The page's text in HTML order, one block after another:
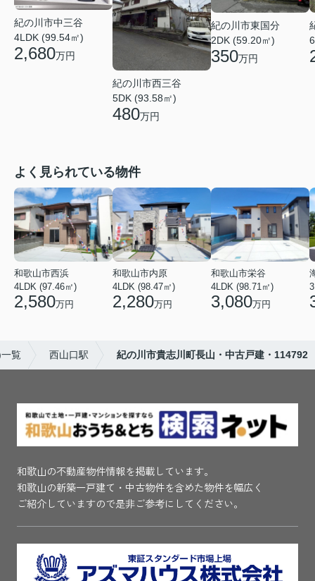
紀の川市中三谷
4LDK (99.54㎡)
2,680万円
紀の川市西三谷
5DK (93.58㎡)
480万円
紀の川市東国分
2DK (59.20㎡)
350万円
よく見られている物件
和歌山市西浜
4LDK (97.46㎡)
2,580万円
和歌山市内原
4LDK (98.47㎡)
2,280万円
和歌山市栄谷
4LDK (98.71㎡)
3,080万円
覧 西山口駅 紀の川市貴志川町長山・中古戸建・114792
和歌山の不動産物件情報を掲載しています。
和歌山の新築一戸建て・中古物件を含めた物件を幅広く
ご紹介していますので是非ご参考にしてください。